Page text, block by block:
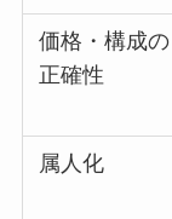
価格・構成の
正確性
属人化